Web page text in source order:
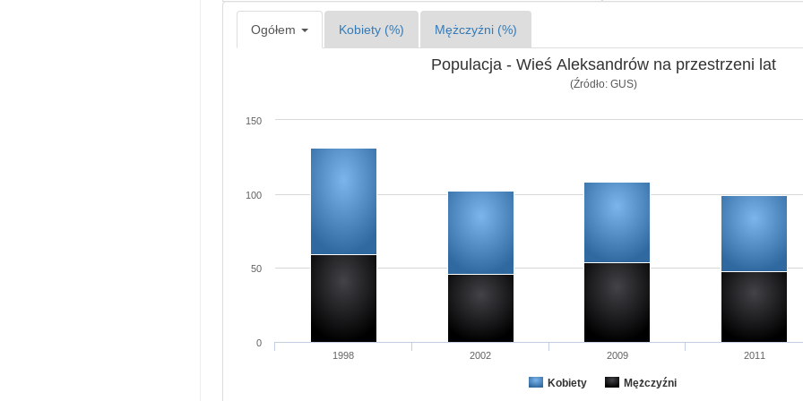
Ogółem Kobiety (%) Mężczyźni (%)
Populacja - Wieś Aleksandrów na przestrzeni lat
(Źródło: GUS)
Kobiety Mężczyźni
1998 2002 2009 2011
0
50
100
150